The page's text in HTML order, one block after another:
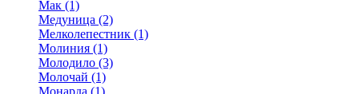
Мак (1)
Медуница (2)
Мелколепестник (1)
Молиния (1)
Молодило (3)
Молочай (1)
Монарда (1)